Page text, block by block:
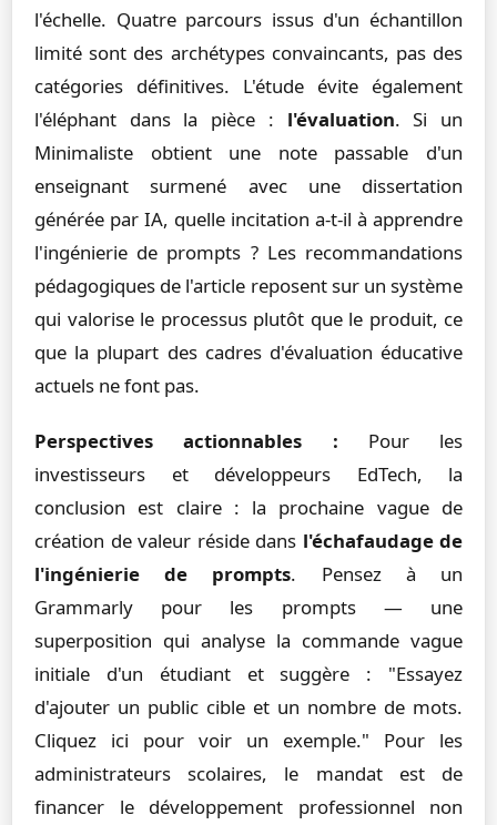
l'échelle. Quatre parcours issus d'un échantillon
limité sont des archétypes convaincants, pas des
catégories définitives. L'étude évite également
l'éléphant dans la pièce : l'évaluation. Si un
Minimaliste obtient une note passable d'un
enseignant surmené avec une dissertation
générée par IA, quelle incitation a-t-il à apprendre
l'ingénierie de prompts ? Les recommandations
pédagogiques de l'article reposent sur un système
qui valorise le processus plutôt que le produit, ce
que la plupart des cadres d'évaluation éducative
actuels ne font pas.
Perspectives actionnables : Pour les
investisseurs et développeurs EdTech, la
conclusion est claire : la prochaine vague de
création de valeur réside dans l'échafaudage de
l'ingénierie de prompts. Pensez à un
Grammarly pour les prompts — une
superposition qui analyse la commande vague
initiale d'un étudiant et suggère : "Essayez
d'ajouter un public cible et un nombre de mots.
Cliquez ici pour voir un exemple." Pour les
administrateurs scolaires, le mandat est de
financer le développement professionnel non